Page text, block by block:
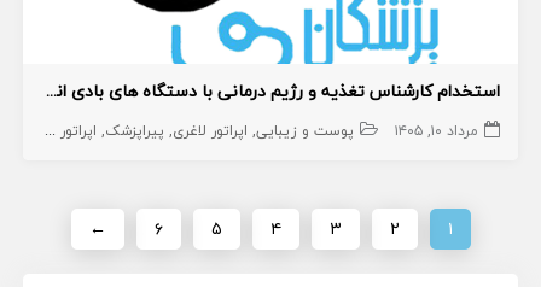
استخدام کارشناس تغذیه و رژیم درمانی با دستگاه های بادی انالیز و لاغری
مرداد ۱۰, ۱۴۰۵ پوست و زیبایی اپراتور لاغری پیراپزشک اپراتور لاغری
۱ ۲ ۳ ۴ ۵ ۶ ←